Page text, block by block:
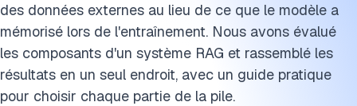
des données externes au lieu de ce que le modèle a
mémorisé lors de l'entraînement. Nous avons évalué
les composants d'un système RAG et rassemblé les
résultats en un seul endroit, avec un guide pratique
pour choisir chaque partie de la pile.
Chunk size
Fine-Tuning contre Génération Augmentée de Récupération
Avantages de la génération augmentée de récupération